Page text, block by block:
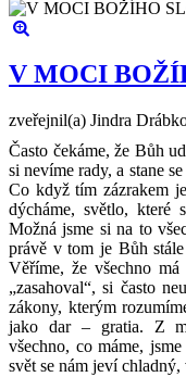
V MOCI
zveřejnil(a) Jindra
Často čekáme, že Bůh
si nevíme rady, a stane
Co když tím zázrakem
dýcháme, světlo, které
Možná jsme si na to
právě v tom je Bůh
Věříme, že všechno
„zasahoval“, si často
zákony, kterým
jako dar – gratia. Z
všechno, co máme,
svět se nám jeví chladný,